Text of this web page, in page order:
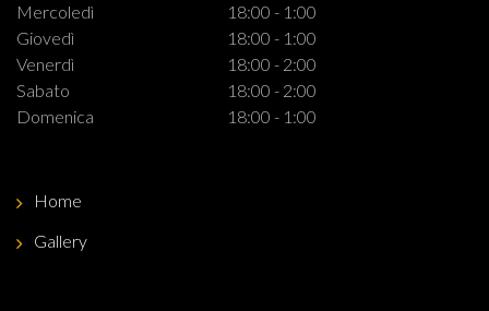
Mercoledì
18:00 - 1:00
Giovedì
18:00 - 1:00
Venerdì
18:00 - 2:00
Sabato
18:00 - 2:00
Domenica
18:00 - 1:00
Home
Gallery